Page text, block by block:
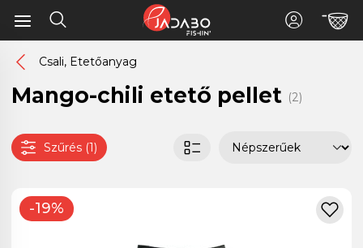
Csali, Etetőanyag
Mango-chili etető pellet (2)
Szűrés (1)
-19%